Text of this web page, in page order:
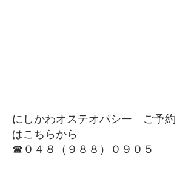
にしかわオステオパシー ご予約
はこちらから
​☎０４８（９８８）０９０５